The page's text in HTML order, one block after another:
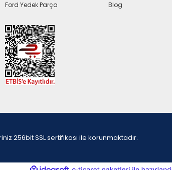
Ford Yedek Parça
Blog
256bit SSL sertifikası ile korunmaktadır.